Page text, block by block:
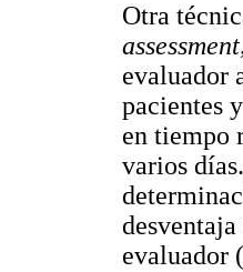
Otra
evaluador
pacientes
en tiempo
varios
evaluador